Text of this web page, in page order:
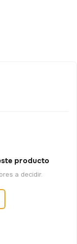
producto
a decidir.